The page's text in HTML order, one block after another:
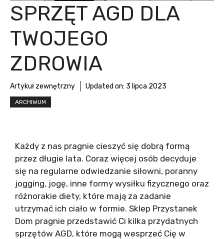
SPRZĘT AGD DLA
TWOJEGO
ZDROWIA
Artykuł zewnętrzny Updated on: 3 lipca 2023
ARCHIWUM
Każdy z nas pragnie cieszyć się dobrą formą
przez długie lata. Coraz więcej osób decyduje
się na regularne odwiedzanie siłowni, poranny
jogging, jogę, inne formy wysiłku fizycznego oraz
różnorakie diety, które mają za zadanie
utrzymać ich ciało w formie. Sklep Przystanek
Dom pragnie przedstawić Ci kilka przydatnych
sprzętów AGD, które mogą wesprzeć Cię w